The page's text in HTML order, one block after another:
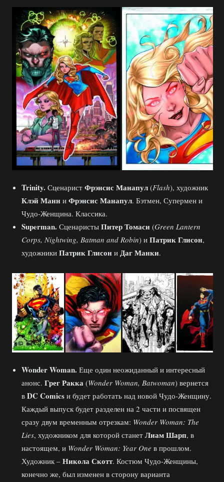
Trinity. Сценарист Фрэнсис Манапул (Flash), художник
Клэй Манн и Фрэнсис Манапул. Бэтмен, Супермен и
Чудо-Женщина. Классика.
Superman. Сценаристы Питер Томаси (Green Lantern
Corps, Nightwing, Batman and Robin) и Патрик Глисон,
художники Патрик Глисон и Даг Манки.
WonderWoman. Еще один неожиданный и интересный
анонс. Грег Ракка (Wonder Woman, Batwoman) вернется
в DC Comics и будет работать над новой Чудо-Женщину.
Каждый выпуск будет разделен на 2 части и посвящен
сразу двум временным отрезкам: Wonder Woman: The
Lies, художником для которой станет Лиам Шарп, в
настоящем, и Wonder Woman: Year One в прошлом.
Художник – Никола Скотт. Костюм Чудо-Женщины,
конечно же, был изменен в сторону варианта